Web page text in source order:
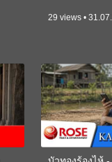
29 views •